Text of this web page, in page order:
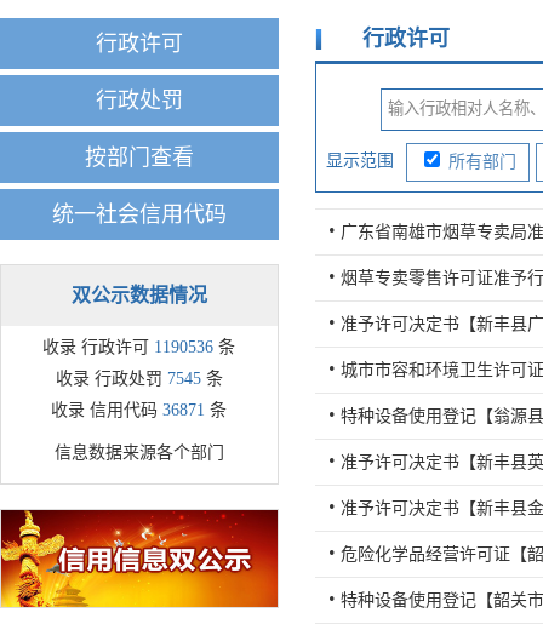
行政许可
行政处罚
按部门查看
统一社会信用代码
双公示数据情况
收录 行政许可 1190536 条
收录 行政处罚 7545 条
收录 信用代码36871 条
信息数据来源各个部门
行政许可
显示范围 所有部门